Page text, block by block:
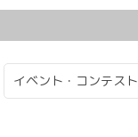
イベント・コンテスト